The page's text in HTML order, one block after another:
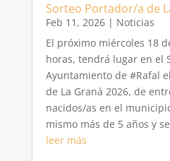
Sorteo Portador/a de
Feb 11, 2026| Noticias
El próximo miércoles 18
horas, tendrá lugar en el
Ayuntamiento de #Rafal
de La Graná 2026, de
nacidos/as en el
mismo más de 5 años y
leer más